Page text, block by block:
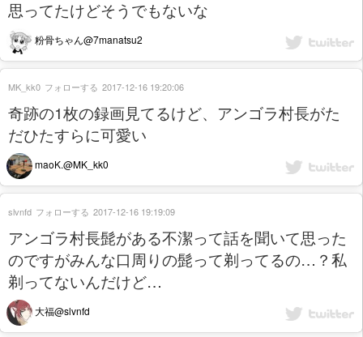
思ってたけどそうでもないな
粉骨ちゃん@7manatsu2
奇跡の1枚の録画見てるけど、アンゴラ村長がた
だひたすらに可愛い
maoK.@MK_kk0
MK_kk0 フォローする 2017-12-16 19:20:06
アンゴラ村長髭がある不潔って話を聞いて思った
のですがみんな口周りの髭って剃ってるの…？私
剃ってないんだけど…
大福@slvnfd
slvnfd フォローする 2017-12-16 19:19:09